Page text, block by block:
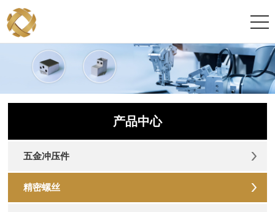
产品中心
五金冲压件
精密螺丝